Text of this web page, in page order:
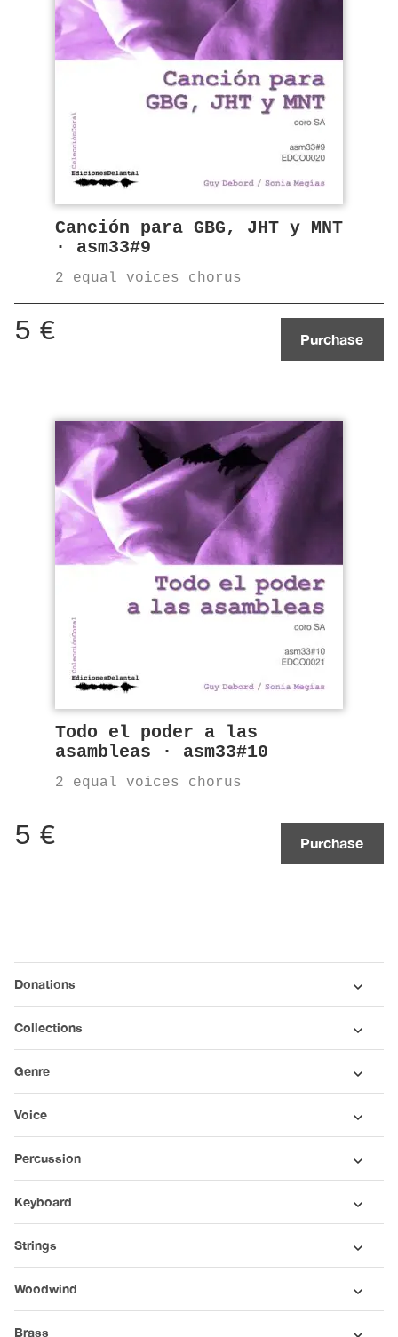
Canción para GBG, JHT y MNT
· asm33#9
2 equal voices chorus
5 € Purchase
Todo el poder a las
asambleas · asm33#10
2 equal voices chorus
5 € Purchase
Donations
Collections
Genre
Voice
Percussion
Keyboard
Strings
Woodwind
Brass